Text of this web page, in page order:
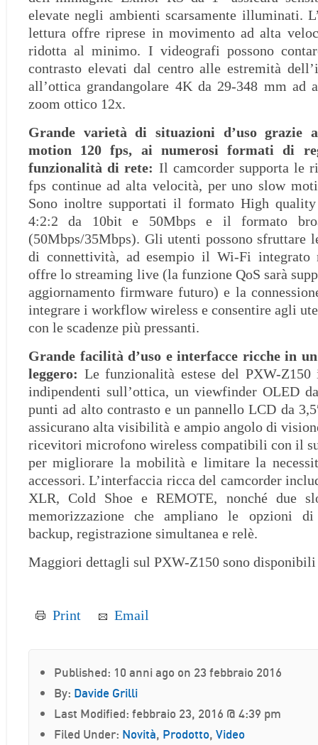
elevate negli ambienti scarsamente illuminati.
lettura offre riprese in movimento ad alta
ridotta al minimo. I videografi possono
contrasto elevati dal centro alle estremità
all’ottica grandangolare 4K da 29-348 mm ad
zoom ottico 12x.
Grande varietà di situazioni d’uso grazie
motion 120 fps, ai numerosi formati di
funzionalità di rete: Il camcorder supporta le
fps continue ad alta velocità, per uno slow
Sono inoltre supportati il formato High
4:2:2 da 10bit e 50Mbps e il formato
(50Mbps/35Mbps). Gli utenti possono sfruttare
di connettività, ad esempio il Wi-Fi integrato
offre lo streaming live (la funzione QoS sarà
aggiornamento firmware futuro) e la
integrare i workflow wireless e consentire agli
con le scadenze più pressanti.
Grande facilità d’uso e interfacce ricche in
leggero: Le funzionalità estese del PXW-Z150
indipendenti sull’ottica, un viewfinder OLED
punti ad alto contrasto e un pannello LCD da
assicurano alta visibilità e ampio angolo di
ricevitori microfono wireless compatibili con il
per migliorare la mobilità e limitare la
accessori. L’interfaccia ricca del camcorder
XLR, Cold Shoe e REMOTE, nonché due
memorizzazione che ampliano le opzioni di
backup, registrazione simultanea e relè.
Maggiori dettagli sul PXW-Z150 sono
Print Email
Published: 10 anni ago on 23 febbraio 2016
By: Davide Grilli
Last Modified: febbraio 23, 2016 @ 4:39 pm
Filed Under: Novità, Prodotto, Video